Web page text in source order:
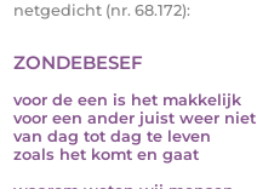
netgedicht (nr. 68.172):
zondebesef
voor de een is het makkelijk
voor een ander juist weer niet
van dag tot dag te leven
zoals het komt en gaat